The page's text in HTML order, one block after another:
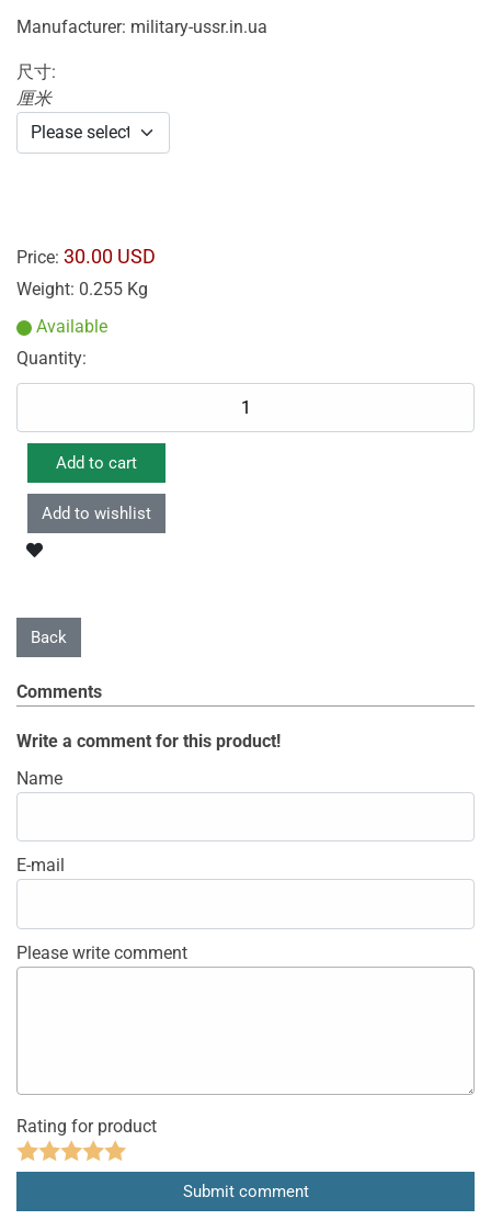
Manufacturer: military-ussr.in.ua
尺寸:
厘米
Price: 30.00 USD
Weight: 0.255 Kg
Available
Quantity:
Comments
Write a comment for this product!
Name
E-mail
Please write comment
Rating for product